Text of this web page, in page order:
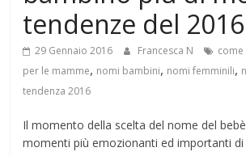
tendenze del 2016
29 Gennaio 2016 Francesca N
per le mamme, nomi bambini, nomi femminili,
tendenza 2016
Il momento della scelta del nome del
momenti più emozionanti ed importanti di